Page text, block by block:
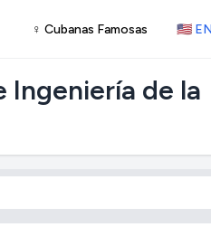
♀ Cubanas Famosas 🇺🇸 EN
Ingeniería de la